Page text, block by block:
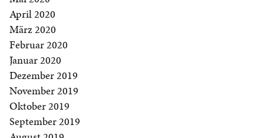
April 2020
März 2020
Februar 2020
Januar 2020
Dezember 2019
November 2019
Oktober 2019
September 2019